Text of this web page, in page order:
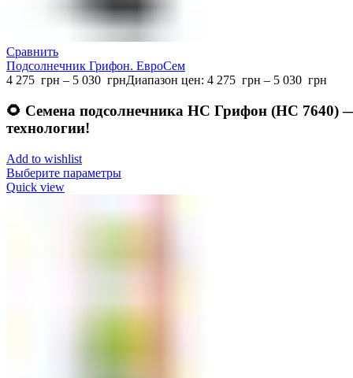
Сравнить
Подсолнечник Грифон. ЕвроСем
4 275 грн – 5 030 грнДиапазон цен: 4 275 грн – 5 030 грн
🌻 Семена подсолнечника НС Грифон (НС 7640)
технологии!
Add to wishlist
Выберите параметры
Quick view